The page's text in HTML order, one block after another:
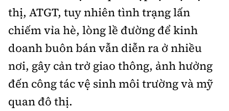
thị, ATGT, tuy nhiên tình trạng lấn
chiếm vỉa hè, lòng lề đường để kinh
doanh buôn bán vẫn diễn ra ở nhiều
nơi, gây cản trở giao thông, ảnh hưởng
đến công tác vệ sinh môi trường và mỹ
quan đô thị.